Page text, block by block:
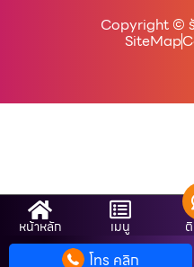
Copyright ©
SiteMap
หน้าหลัก เมนู
โทร คลิก